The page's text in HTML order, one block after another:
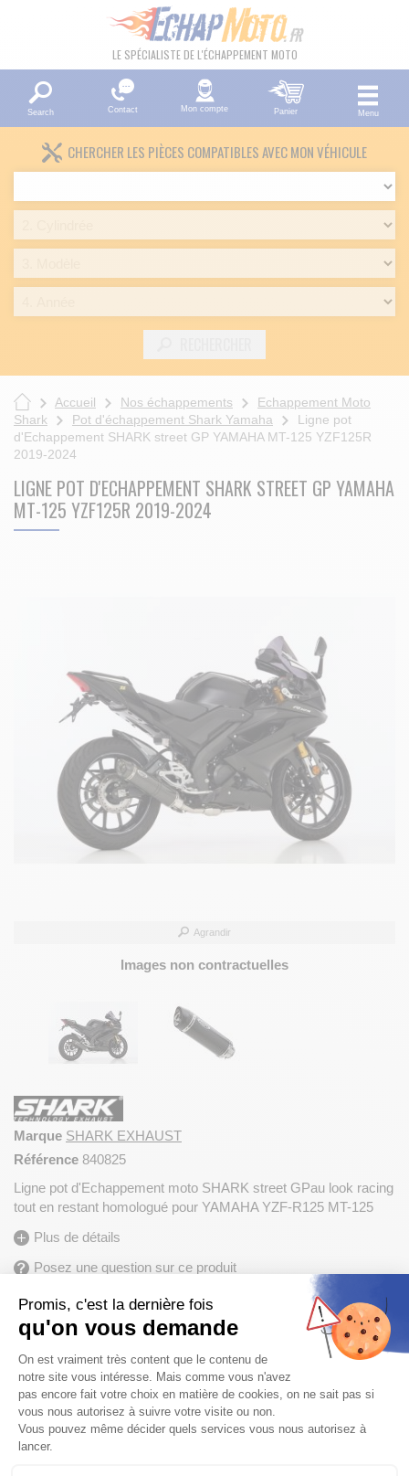
LE SPÉCIALISTE DE L'ÉCHAPPEMENT MOTO
Search Contact Mon compte Panier Menu
CHERCHER LES PIÈCES COMPATIBLES AVEC MON VÉHICULE
Accueil Nos échappements
Echappement Moto
Shark
Pot d'échappement Shark Yamaha
Ligne pot
d'Echappement SHARK street GP YAMAHA MT-125 YZF125R
2019-2024
LIGNE POT D'ECHAPPEMENT SHARK STREET GP YAMAHA
MT-125 YZF125R 2019-2024
Agrandir
Images non contractuelles
Marque SHARK EXHAUST
Référence 840825
Ligne pot d'Echappement moto SHARK street GPau look racing
tout en restant homologué pour YAMAHA YZF-R125 MT-125
Plus de détails
Posez une question sur ce produit
678.25€ 713.95 € -5%
Fabriqué de 7 à 30 jours
Frais de portOFFERTSpour l’achat de ce produit
Vérifier la compatibilité
Promis, c'est la dernière fois
qu'on vous demande
Plateforme de Gestion du
On est vraiment très content que le contenu de
notre site vous intéresse. Mais comme vous n'avez
pas encore fait votre choix en matière de cookies, on ne sait pas si
vous nous autorisez à suivre votre visite ou non.
Vous pouvez même décider quels services vous nous autorisez à
lancer.